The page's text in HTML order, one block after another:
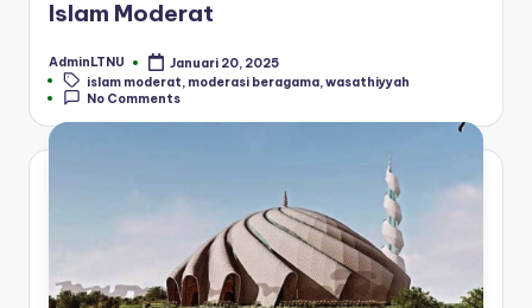
Islam Moderat
Posted
by
AdminLTNU
Januari 20, 2025
Tags:islam moderat moderasi beragama ,wasathiyyah
No Comments